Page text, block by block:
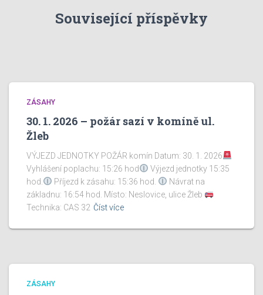
Související příspěvky
ZÁSAHY
30. 1. 2026 – požár sazí v komíně ul.
Žleb
VÝJEZD JEDNOTKY POŽÁR komín Datum: 30. 1. 2026
Vyhlášení poplachu: 15:26 hod
Výjezd jednotky 15:35
hod.
Příjezd k zásahu: 15:36 hod.
Návrat na
základnu: 16:54 hod. Místo: Neslovice, ulice Žleb
Technika: CAS 32 Číst více
ZÁSAHY